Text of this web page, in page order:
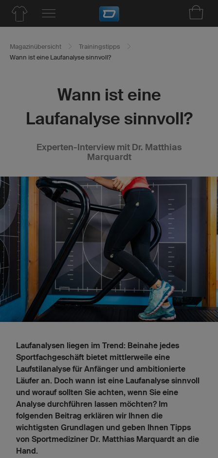
Magazinübersicht
Trainingstipps
Wann ist eine Laufanalyse sinnvoll?
Wann ist eine
Laufanalyse sinnvoll?
Experten-Interview mit Dr. Matthias
Marquardt
Laufanalysen liegen im Trend: Beinahe jedes
Sportfachgeschäft bietet mittlerweile eine
Laufstilanalyse für Anfänger und ambitionierte
Läufer an. Doch wann ist eine Laufanalyse sinnvoll
und worauf sollten Sie achten, wenn Sie eine
Analyse durchführen lassen möchten? Im
folgenden Beitrag erklären wir Ihnen die
wichtigsten Grundlagen und geben Ihnen Tipps
von Sportmediziner Dr. Matthias Marquardt an die
Hand.